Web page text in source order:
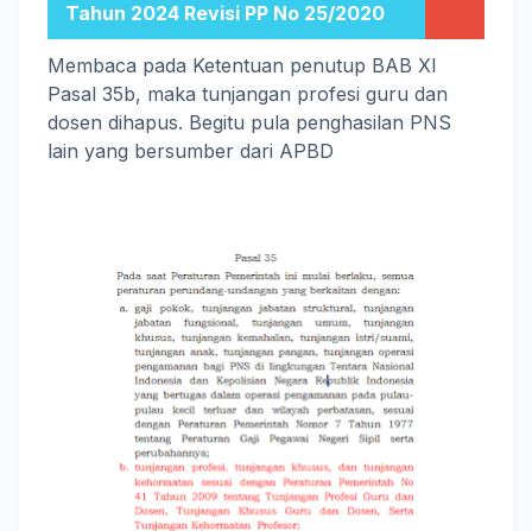
Tahun 2024 Revisi PP No 25/2020
Membaca pada Ketentuan penutup BAB XI
Pasal 35b, maka tunjangan profesi guru dan
dosen dihapus. Begitu pula penghasilan PNS
lain yang bersumber dari APBD